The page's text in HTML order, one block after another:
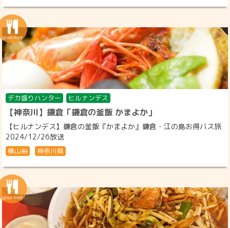
デカ盛りハンター ヒルナンデス
【神奈川】鎌倉「鎌倉の釜飯 かまよか」
【ヒルナンデス】鎌倉の釜飯『かまよか』鎌倉・江の島お得バス旅
2024/12/26放送
横山裕 神奈川県